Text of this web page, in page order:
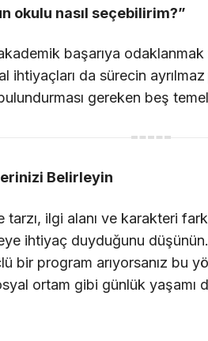
okulu nasıl seçebilirim?”
akademik başarıya
ihtiyaçları da sürecin
gereken beş temel
Belirleyin
ilgi alanı ve karakteri
ihtiyaç duyduğunu
bir program arıyorsanız bu
ortam gibi günlük yaşamı